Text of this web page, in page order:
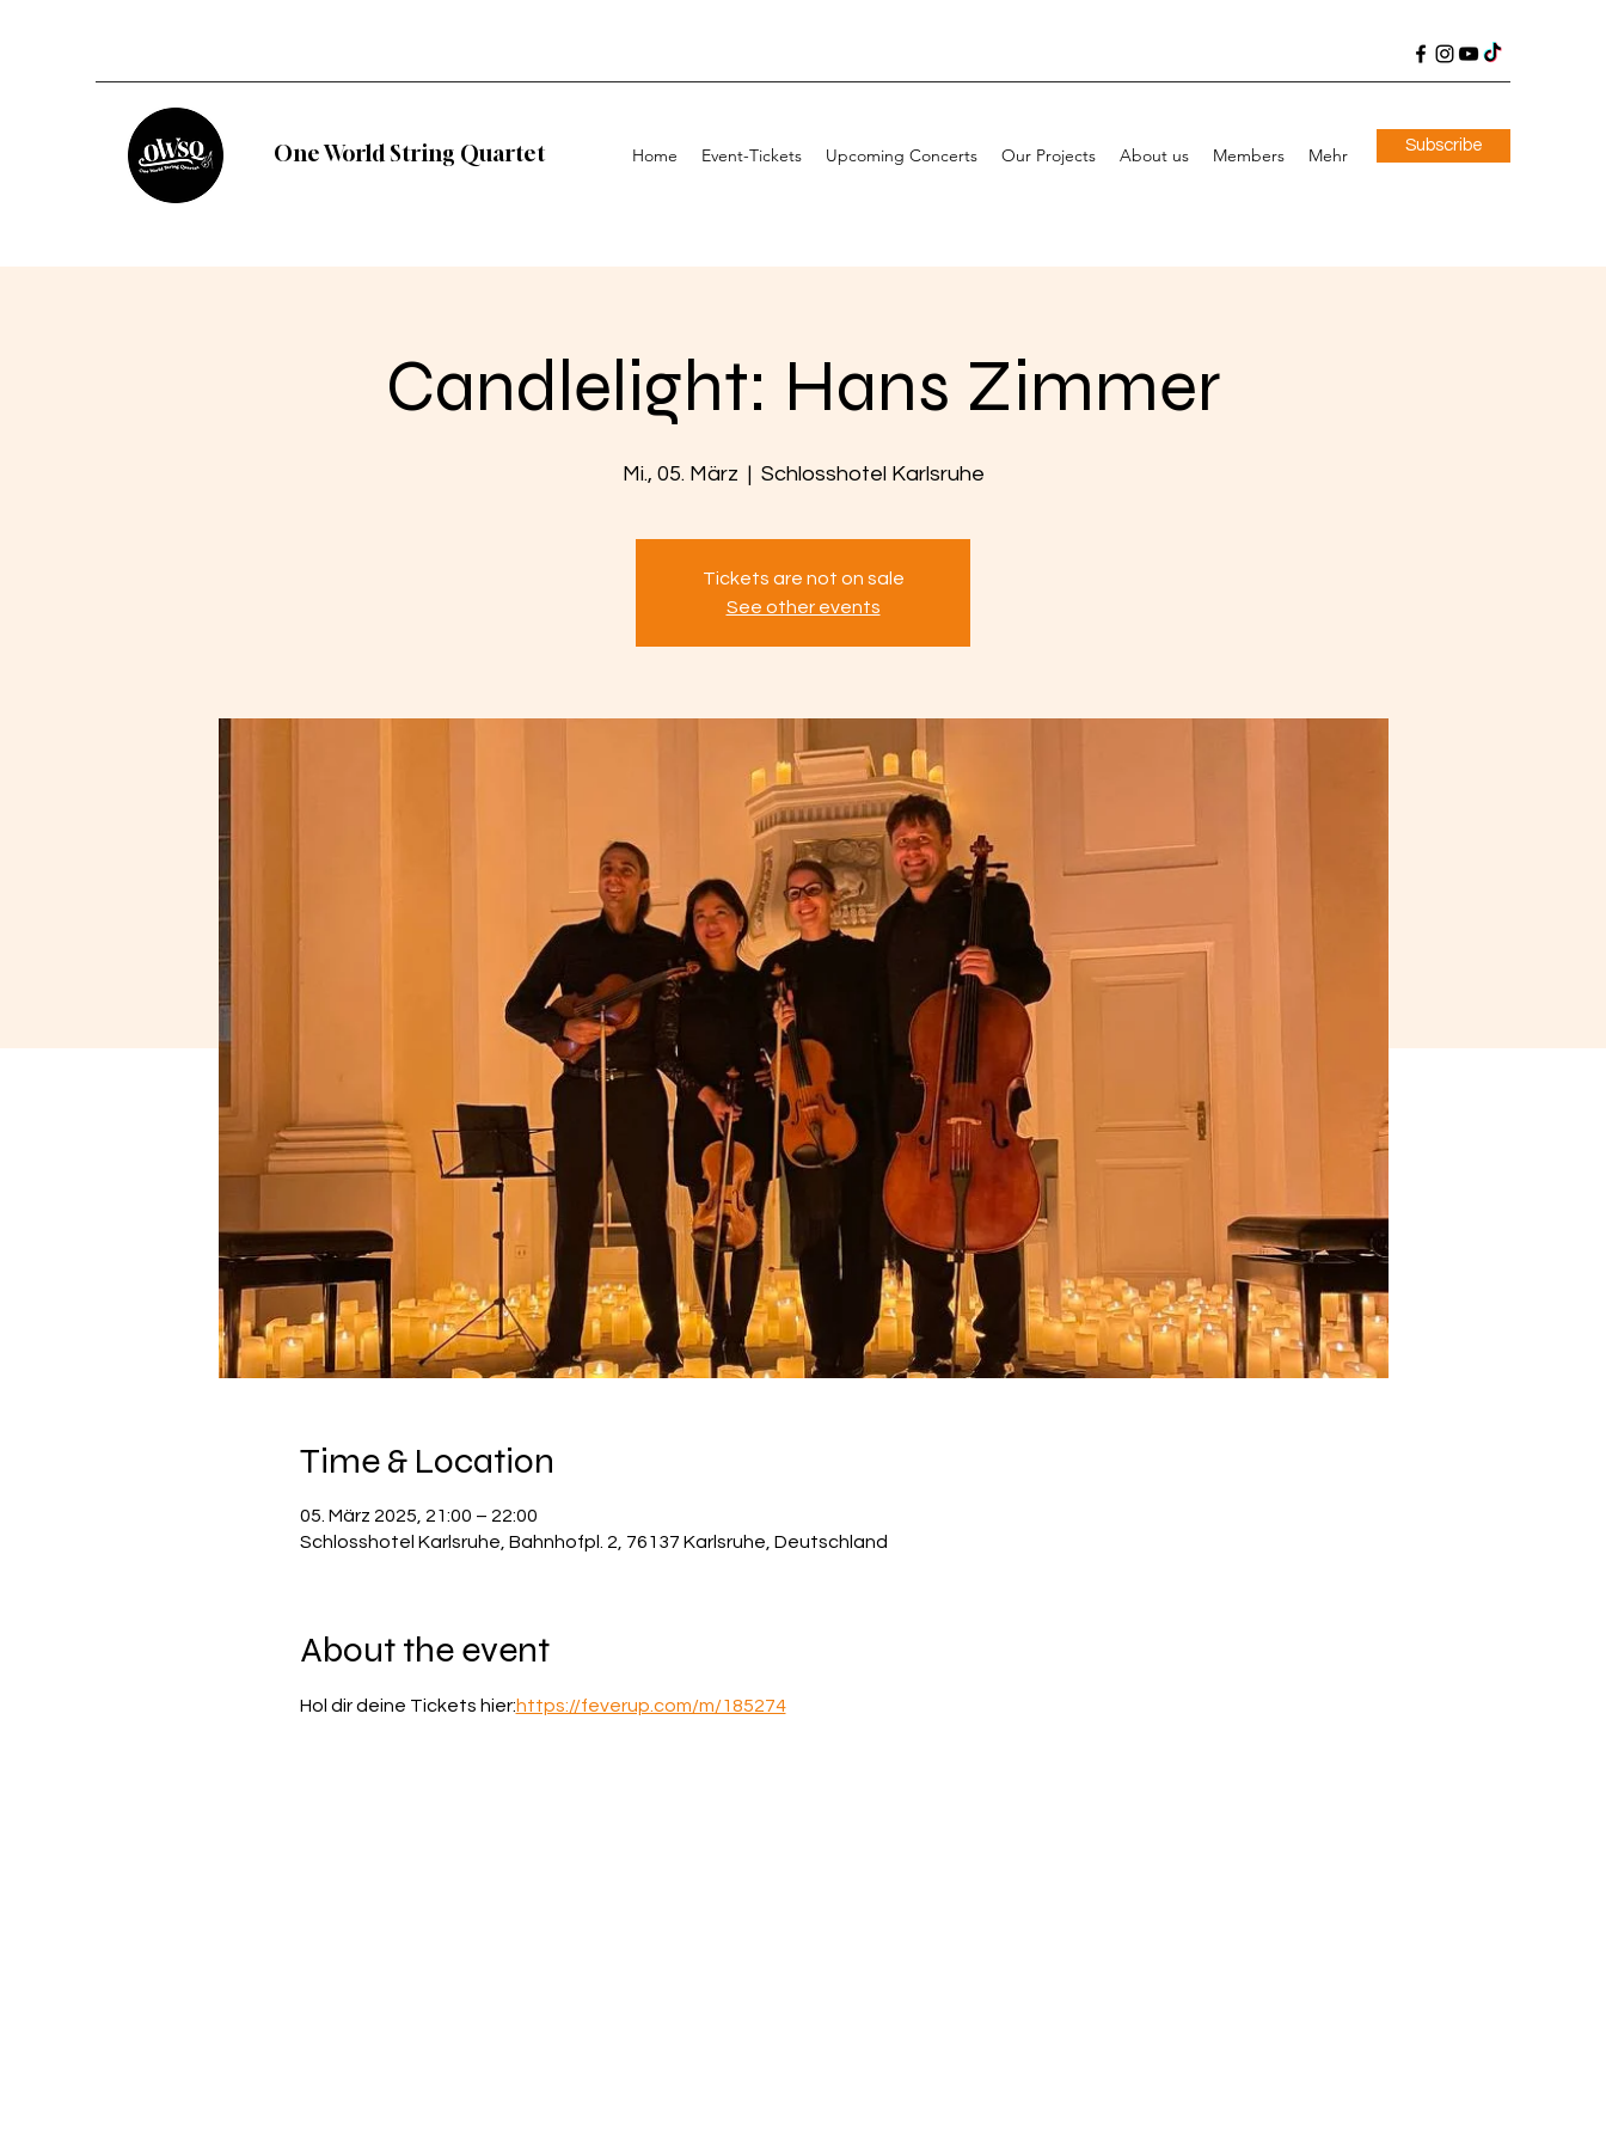
One World String Quartet Home Event-Tickets Upcoming Concerts Our Projects About us Members Mehr Subscribe
Candlelight: Hans Zimmer
Mi., 05. März
  |
Schlosshotel Karlsruhe
Tickets are not on sale
See other events
Time & Location
05. März 2025, 21:00 – 22:00
Schlosshotel Karlsruhe, Bahnhofpl. 2, 76137 Karlsruhe, Deutschland
About the event
Hol dir deine Tickets hier:https://feverup.com/m/185274